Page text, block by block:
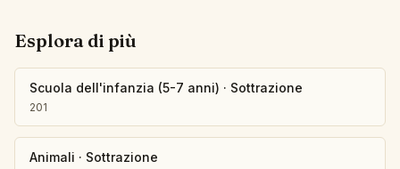
Esplora di più
Scuola dell'infanzia (5-7 anni) · Sottrazione
201
Animali · Sottrazione